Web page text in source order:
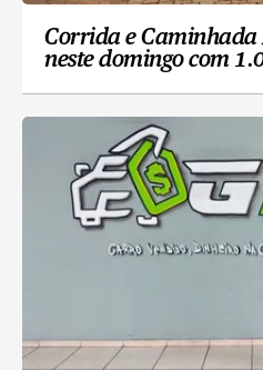
Corrida e Caminhada
neste domingo com